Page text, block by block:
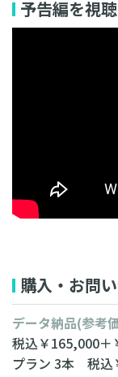
予告編を視聴
購入・お問
データ納品(参考
税込￥165,000
プラン 3本 税込